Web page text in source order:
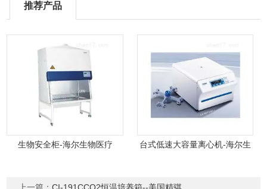
推荐产品
生物安全柜-海尔生物医疗
台式低速大容量离心机-海尔生